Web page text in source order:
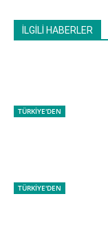
İLGİLİ HABERLER
TÜRKİYE'DEN
TÜRKİYE'DEN